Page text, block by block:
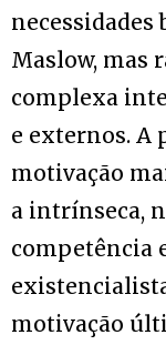
necessidades
Maslow, mas
complexa
e externos. A
motivação
a intrínseca,
competência
motivação